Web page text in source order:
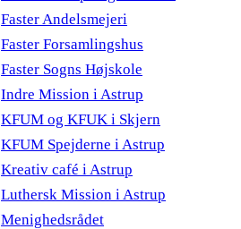
Faster Andelsmejeri
Faster Forsamlingshus
Faster Sogns Højskole
Indre Mission i Astrup
KFUM og KFUK i Skjern
KFUM Spejderne i Astrup
Kreativ café i Astrup
Luthersk Mission i Astrup
Menighedsrådet